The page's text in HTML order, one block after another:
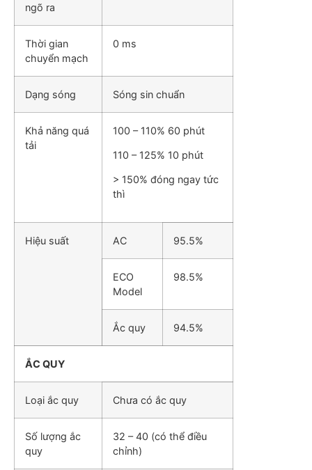
ngõ ra
Thời gian
chuyển mạch
0 ms
Dạng sóng Sóng sin chuẩn
Khả năng quá
tải
100 – 110% 60 phút
110 – 125% 10 phút
> 150% đóng ngay tức
thì
Hiệu suất AC 95.5%
ECO
Model
98.5%
Ắc quy 94.5%
ẮC QUY
Loại ắc quy Chưa có ắc quy
Số lượng ắc
quy
32 – 40 (có thể điều
chỉnh)